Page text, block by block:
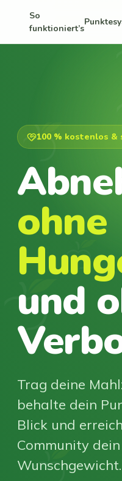
So
funktioniert’s
100 % kostenlos
ohne
und
Trag deine
behalte dein
Blick und
Community dein
Wunschgewicht.